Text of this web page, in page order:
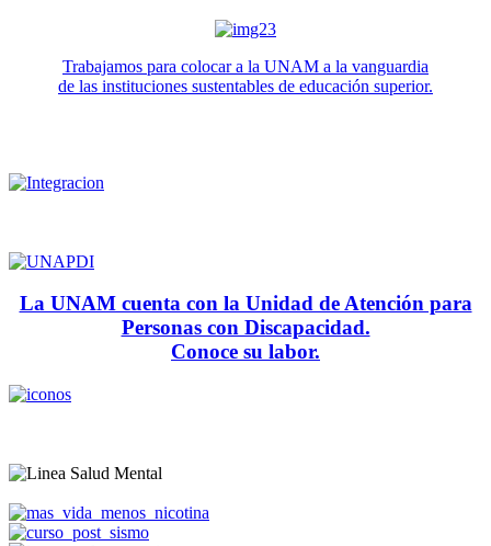
Trabajamos para colocar a la UNAM a la vanguardia
de las instituciones sustentables de educación superior.
La UNAM cuenta con la Unidad de Atención para
Personas con Discapacidad.
Conoce su labor.